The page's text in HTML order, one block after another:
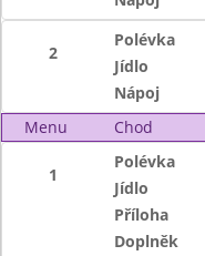
2
Polévka
Jídlo
Nápoj
Menu
Chod
1
Polévka
Jídlo
Příloha
Doplněk